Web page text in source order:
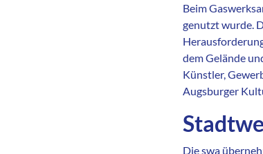
Beim
genutzt wurde.
dem Gelände
Künstler,
Augsburger
Die swa